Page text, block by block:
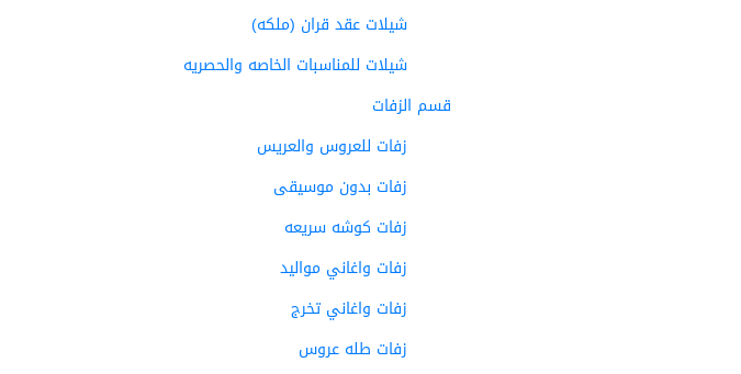
شيلات عقد قران (ملكه)
شيلات للمناسبات الخاصه والحصريه
قسم الزفات
زفات للعروس والعريس
زفات بدون موسيقى
زفات كوشه سريعه
زفات واغاني مواليد
زفات واغاني تخرج
زفات طله عروس